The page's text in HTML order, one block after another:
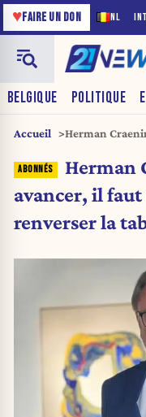
NL
♥FAIRE UN DON
BELGIQUE POLITIQUE
Accueil
Herman
Herman
avancer, il
renverser la